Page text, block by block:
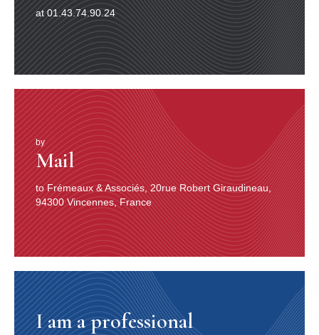
at 01.43.74.90.24
by
Mail
to Frémeaux & Associés, 20rue Robert Giraudineau,
94300 Vincennes, France
I am a professional